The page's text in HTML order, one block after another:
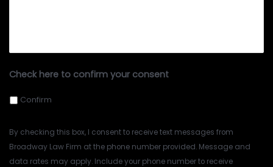
Check here to confirm your consent
Confirm
By checking this box, I consent to receive text messages from
Broadway Law Firm at the phone number provided. Message and
data rates may apply. Include your phone number to receive